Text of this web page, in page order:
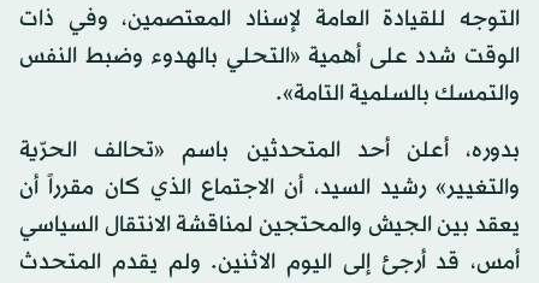
التوجه للقيادة العامة لإسناد المعتصمين، وفي ذات
الوقت شدد على أهمية «التحلي بالهدوء وضبط النفس
والتمسك بالسلمية التامة».
بدوره، أعلن أحد المتحدثين باسم «تحالف الحرّية
والتغيير» رشيد السيد، أن الاجتماع الذي كان مقرراً أن
يعقد بين الجيش والمحتجين لمناقشة الانتقال السياسي
أمس، قد أرجئ إلى اليوم الاثنين. ولم يقدم المتحدث